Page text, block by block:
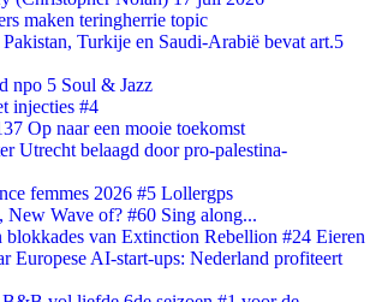
maken teringherrie topic
Turkije en Saudi-Arabië bevat art.5
npo 5 Soul & Jazz
injecties #4
Op naar een mooie toekomst
Utrecht belaagd door pro-palestina-
femmes 2026 #5 Lollergps
New Wave of? #60 Sing along...
blokkades van Extinction Rebellion #24 Eieren
Europese AI-start-ups: Nederland profiteert